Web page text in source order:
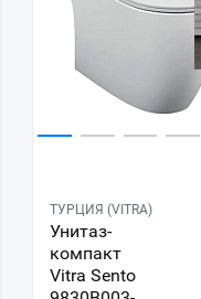
ТУРЦИЯ (VITRA)
Унитаз-
компакт
Vitra Sento